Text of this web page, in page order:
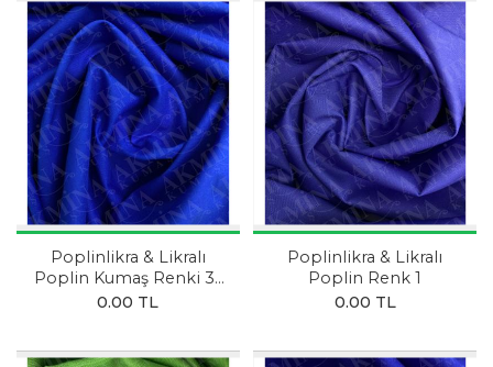
Poplinlikra & Likralı
Poplin Kumaş Renki 31
SAKS MAVİSİ
0.00 TL
Poplinlikra & Likralı
Poplin Renk 1
0.00 TL